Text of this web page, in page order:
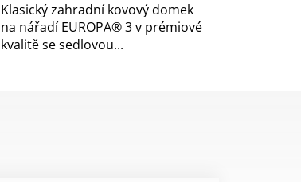
Klasický zahradní kovový domek
na nářadí EUROPA® 3 v prémiové
kvalitě se sedlovou...